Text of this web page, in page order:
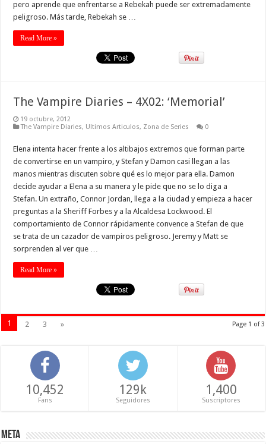
pero aprende que enfrentarse a Rebekah puede ser extremadamente
peligroso. Más tarde, Rebekah se …
Read More »
The Vampire Diaries – 4X02: ‘Memorial’
19 octubre, 2012
The Vampire Diaries, Ultimos Articulos, Zona de Series 0
Elena intenta hacer frente a los altibajos extremos que forman parte
de convertirse en un vampiro, y Stefan y Damon casi llegan a las
manos mientras discuten sobre qué es lo mejor para ella. Damon
decide ayudar a Elena a su manera y le pide que no se lo diga a
Stefan. Un extraño, Connor Jordan, llega a la ciudad y empieza a hacer
preguntas a la Sheriff Forbes y a la Alcaldesa Lockwood. El
comportamiento de Connor rápidamente convence a Stefan de que
se trata de un cazador de vampiros peligroso. Jeremy y Matt se
sorprenden al ver que …
Read More »
Page 1 of 3
1 2 3 »
10,452
Fans
129k
Seguidores
1,400
Suscriptores
Meta